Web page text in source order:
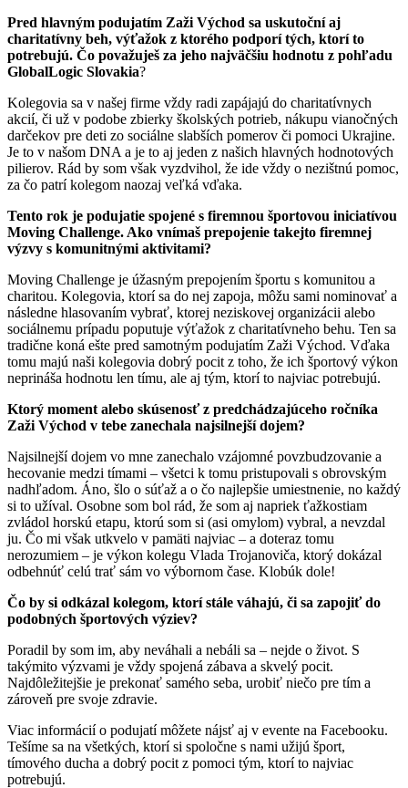
Pred hlavným podujatím Zaži Východ sa uskutoční aj
charitatívny beh, výťažok z ktorého podporí tých, ktorí to
potrebujú. Čo považuješ za jeho najväčšiu hodnotu z pohľadu
GlobalLogic Slovakia?
Kolegovia sa v našej firme vždy radi zapájajú do charitatívnych
akcií, či už v podobe zbierky školských potrieb, nákupu vianočných
darčekov pre deti zo sociálne slabších pomerov či pomoci Ukrajine.
Je to v našom DNA a je to aj jeden z našich hlavných hodnotových
pilierov. Rád by som však vyzdvihol, že ide vždy o nezištnú pomoc,
za čo patrí kolegom naozaj veľká vďaka.
Tento rok je podujatie spojené s firemnou športovou iniciatívou
Moving Challenge. Ako vnímaš prepojenie takejto firemnej
výzvy s komunitnými aktivitami?
Moving Challenge je úžasným prepojením športu s komunitou a
charitou. Kolegovia, ktorí sa do nej zapoja, môžu sami nominovať a
následne hlasovaním vybrať, ktorej neziskovej organizácii alebo
sociálnemu prípadu poputuje výťažok z charitatívneho behu. Ten sa
tradične koná ešte pred samotným podujatím Zaži Východ. Vďaka
tomu majú naši kolegovia dobrý pocit z toho, že ich športový výkon
neprináša hodnotu len tímu, ale aj tým, ktorí to najviac potrebujú.
Ktorý moment alebo skúsenosť z predchádzajúceho ročníka
Zaži Východ v tebe zanechala najsilnejší dojem?
Najsilnejší dojem vo mne zanechalo vzájomné povzbudzovanie a
hecovanie medzi tímami – všetci k tomu pristupovali s obrovským
nadhľadom. Áno, šlo o súťaž a o čo najlepšie umiestnenie, no každý
si to užíval. Osobne som bol rád, že som aj napriek ťažkostiam
zvládol horskú etapu, ktorú som si (asi omylom) vybral, a nevzdal
ju. Čo mi však utkvelo v pamäti najviac – a doteraz tomu
nerozumiem – je výkon kolegu Vlada Trojanoviča, ktorý dokázal
odbehnúť celú trať sám vo výbornom čase. Klobúk dole!
Čo by si odkázal kolegom, ktorí stále váhajú, či sa zapojiť do
podobných športových výziev?
Poradil by som im, aby neváhali a nebáli sa – nejde o život. S
takýmito výzvami je vždy spojená zábava a skvelý pocit.
Najdôležitejšie je prekonať samého seba, urobiť niečo pre tím a
zároveň pre svoje zdravie.
Viac informácií o podujatí môžete nájsť aj v evente na Facebooku.
Tešíme sa na všetkých, ktorí si spoločne s nami užijú šport,
tímového ducha a dobrý pocit z pomoci tým, ktorí to najviac
potrebujú.